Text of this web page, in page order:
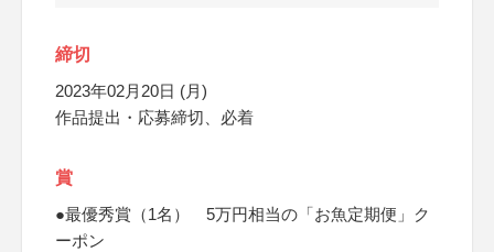
締切
2023年02月20日 (月)
作品提出・応募締切、必着
賞
●最優秀賞（1名） 5万円相当の「お魚定期便」ク
ーポン